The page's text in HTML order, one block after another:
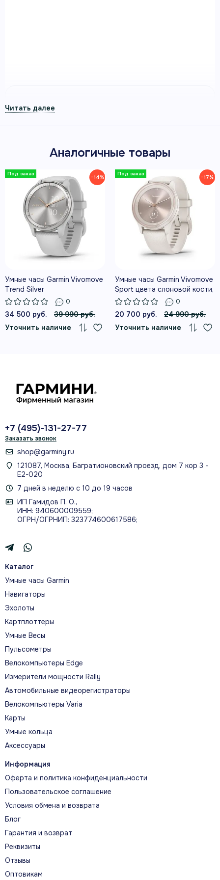
ДО 5 ДНЕЙ РАБОТЫ БЕЗ
ПОДЗАРЯДКИ
ПОЯВЛЯЕТСЯ ПО КАСАНИЮ ИЛИ
ШАГИ, СОН, СТРЕСС И УРОВЕНЬ
ПРОФИЛИ ДЛЯ ЙОГИ, ХОДЬБЫ,
КАРДИО И ДЫХАТЕЛЬНЫХ ПРАКТИК
НЕ ТОЛЬКО СТИЛЬ
Эти гибридные смарт-часы сочетают в себе
необходимыми интеллектуальными функциями,
необходимыми для активной жизни.
ГЛАВНЫЕ ВОЗМОЖНОСТИ
Возможности на каждый день
УМНЫЕ УВЕДОМЛЕНИЯ
После сопряжения со смартфоном часы
показывают уведомления о сообщениях,
ФУНКЦИИ БЕЗОПАСНОСТИ И
Аналогичные товары
−14%
Умные часы Garmin Vivomove
Trend Silver
0
34 500 руб.
39 990 руб.
Уточнить наличие
−17%
Умные часы Garmin Vivomove
Sport цвета слоновой кости,
безель цвета персикового
золота, силиконовый
ремешок
0
20 700 руб.
24 990 руб.
Уточнить наличие
+7 (495)-131-27-77
Заказать звонок
shop@garminy.ru
121087, Москва, Багратионовский проезд, дом 7 кор 3 -
Е2-020
7 дней в неделю с 10 до 19 часов
ИП Гамидов П. О.,
ИНН: 940600009559;
ОГРН/ОГРНИП: 323774600617586;
Каталог
Умные часы Garmin
Навигаторы
Эхолоты
Картплоттеры
Умные Весы
Пульсометры
Велокомпьютеры Edge
Измерители мощности Rally
Автомобильные видеорегистраторы
Велокомпьютеры Varia
Карты
Умные кольца
Аксессуары
Информация
Оферта и политика конфиденциальности
Пользовательское соглашение
Условия обмена и возврата
Блог
Гарантия и возврат
Реквизиты
Отзывы
Оптовикам